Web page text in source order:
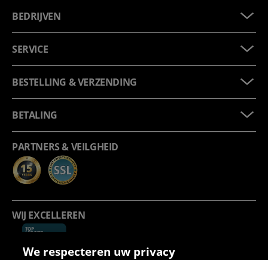
BEDRIJVEN
SERVICE
BESTELLING & VERZENDING
BETALING
PARTNERS & VEILGHEID
WIJ EXCELLEREN
We respecteren uw privacy